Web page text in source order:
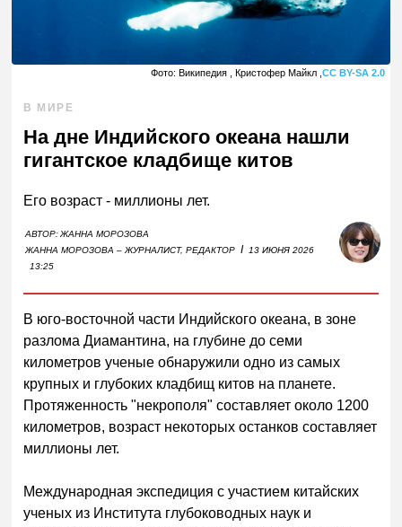
Фото: Википедия , Кристофер Майкл , CC BY-SA 2.0
В МИРЕ
На дне Индийского океана нашли
гигантское кладбище китов
Его возраст - миллионы лет.
АВТОР:ЖАННА МОРОЗОВА
ЖАННА МОРОЗОВА – ЖУРНАЛИСТ, РЕДАКТОР I
13 ИЮНЯ 2026
13:25
В юго-восточной части Индийского океана, в зоне
разлома Диамантина, на глубине до семи
километров ученые обнаружили одно из самых
крупных и глубоких кладбищ китов на планете.
Протяженность "некрополя" составляет около 1200
километров, возраст некоторых останков составляет
миллионы лет.
Международная экспедиция с участием китайских
ученых из Института глубоководных наук и